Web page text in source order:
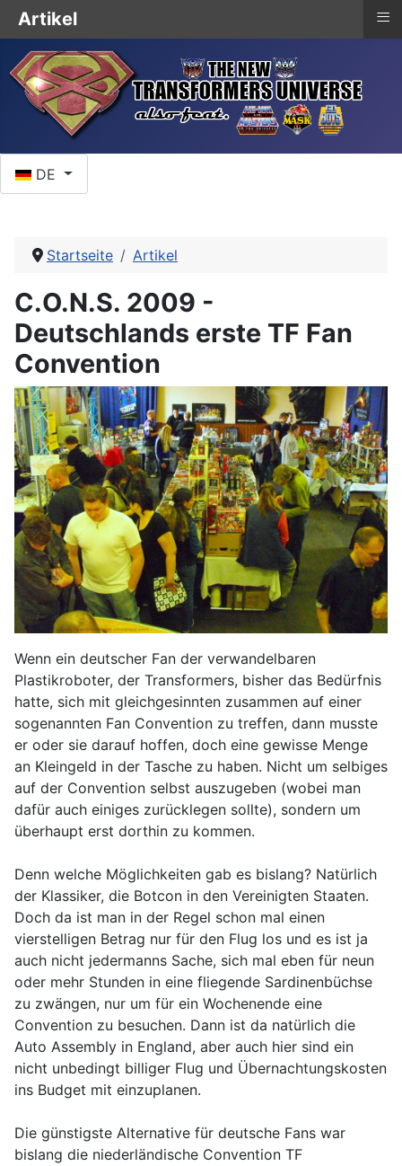
DE
Startseite Artikel
C.O.N.S. 2009 -
Deutschlands erste TF Fan
Convention
Wenn ein deutscher Fan der verwandelbaren
Plastikroboter, der Transformers, bisher das Bedürfnis
hatte, sich mit gleichgesinnten zusammen auf einer
sogenannten Fan Convention zu treffen, dann musste
er oder sie darauf hoffen, doch eine gewisse Menge
an Kleingeld in der Tasche zu haben. Nicht um selbiges
auf der Convention selbst auszugeben (wobei man
dafür auch einiges zurücklegen sollte), sondern um
überhaupt erst dorthin zu kommen.
Denn welche Möglichkeiten gab es bislang? Natürlich
der Klassiker, die Botcon in den Vereinigten Staaten.
Doch da ist man in der Regel schon mal einen
vierstelligen Betrag nur für den Flug los und es ist ja
auch nicht jedermanns Sache, sich mal eben für neun
oder mehr Stunden in eine fliegende Sardinenbüchse
zu zwängen, nur um für ein Wochenende eine
Convention zu besuchen. Dann ist da natürlich die
Auto Assembly in England, aber auch hier sind ein
nicht unbedingt billiger Flug und Übernachtungskosten
ins Budget mit einzuplanen.
Die günstigste Alternative für deutsche Fans war
bislang die niederländische Convention TF
Artikel ≡